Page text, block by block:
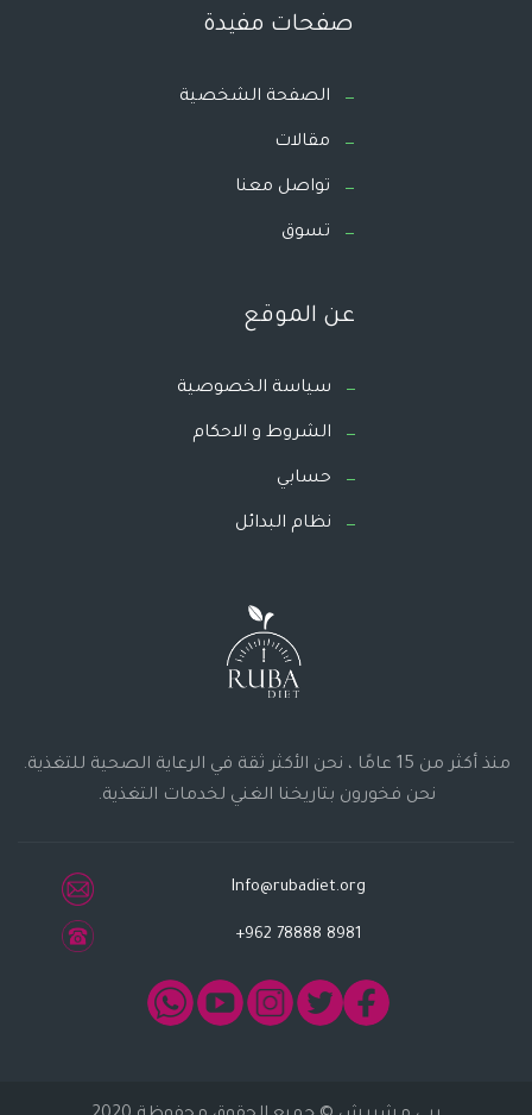
صفحات مفيدة
الصفحة الشخصية
مقالات
تواصل معنا
تسوق
عن الموقع
سياسة الخصوصية
الشروط و الاحكام
حسابي
نظام البدائل
منذ أكثر من 15 عامًا ، نحن الأكثر ثقة في الرعاية الصحية للتغذية.
نحن فخورون بتاريخنا الغني لخدمات التغذية.
Info@rubadiet.org
+962 78888 8981